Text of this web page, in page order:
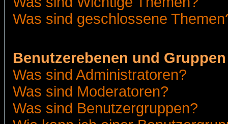
Was sind geschlossene
Benutzerebenen und Gruppen
Was sind Administratoren?
Was sind Moderatoren?
Was sind Benutzergruppen?